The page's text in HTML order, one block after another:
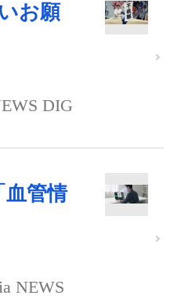
お願
DIG
血管情
NEWS